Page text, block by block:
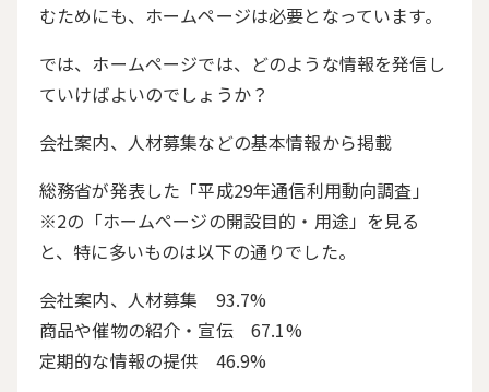
むためにも、ホームページは必要となっています。
では、ホームページでは、どのような情報を発信し
ていけばよいのでしょうか？
会社案内、人材募集などの基本情報から掲載
総務省が発表した「平成29年通信利用動向調査」
※2の「ホームページの開設目的・用途」を見る
と、特に多いものは以下の通りでした。
会社案内、人材募集 93.7%
商品や催物の紹介・宣伝 67.1%
定期的な情報の提供 46.9%